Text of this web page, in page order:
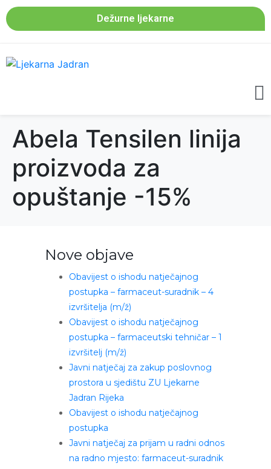
Dežurne ljekarne
Abela Tensilen linija
proizvoda za
opuštanje -15%
Nove objave
Obavijest o ishodu natječajnog
postupka – farmaceut-suradnik – 4
izvršitelja (m/ž)
Obavijest o ishodu natječajnog
postupka – farmaceutski tehničar – 1
izvršitelj (m/ž)
Javni natječaj za zakup poslovnog
prostora u sjedištu ZU Ljekarne
Jadran Rijeka
Obavijest o ishodu natječajnog
postupka
Javni natječaj za prijam u radni odnos
na radno mjesto: farmaceut-suradnik